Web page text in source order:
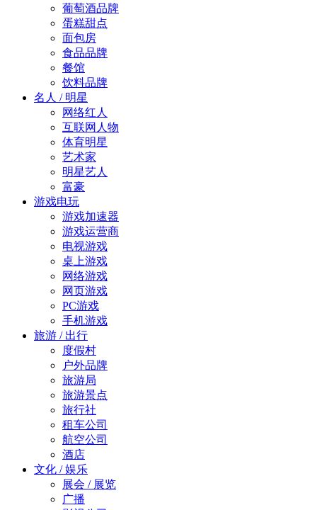
葡萄酒品牌
蛋糕甜点
面包房
食品品牌
餐馆
饮料品牌
名人 / 明星
网络红人
互联网人物
体育明星
艺术家
明星艺人
富豪
游戏电玩
游戏加速器
游戏运营商
电视游戏
桌上游戏
网络游戏
网页游戏
PC游戏
手机游戏
旅游 / 出行
度假村
户外品牌
旅游局
旅游景点
旅行社
租车公司
航空公司
酒店
文化 / 娱乐
展会 / 展览
广播